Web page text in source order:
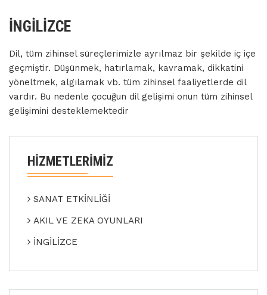
İNGİLİZCE
Dil, tüm zihinsel süreçlerimizle ayrılmaz bir şekilde iç içe
geçmiştir. Düşünmek, hatırlamak, kavramak, dikkatini
yöneltmek, algılamak vb. tüm zihinsel faaliyetlerde dil
vardır. Bu nedenle çocuğun dil gelişimi onun tüm zihinsel
gelişimini desteklemektedir
HIZMETLERIMIZ
SANAT ETKİNLİĞİ
AKIL VE ZEKA OYUNLARI
İNGİLİZCE